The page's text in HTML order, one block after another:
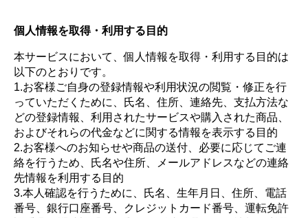
個人情報を取得・利用する目的
本サービスにおいて、個人情報を取得・利用する目的は
以下のとおりです。
1.お客様ご自身の登録情報や利用状況の閲覧・修正を行
っていただくために、氏名、住所、連絡先、支払方法な
どの登録情報、利用されたサービスや購入された商品、
およびそれらの代金などに関する情報を表示する目的
2.お客様へのお知らせや商品の送付、必要に応じてご連
絡を行うため、氏名や住所、メールアドレスなどの連絡
先情報を利用する目的
3.本人確認を行うために、氏名、生年月日、住所、電話
番号、銀行口座番号、クレジットカード番号、運転免許